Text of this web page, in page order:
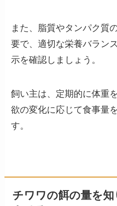
また、脂質やタンパク質
要で、適切な栄養バラン
示を確認しましょう。
飼い主は、定期的に体重
欲の変化に応じて食事量
す。
チワワの餌の量を